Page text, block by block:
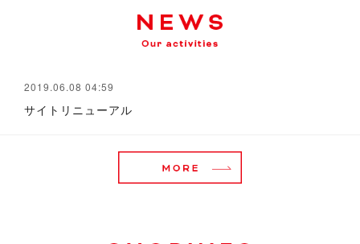
2019.06.08 04:59
サイトリニューアル